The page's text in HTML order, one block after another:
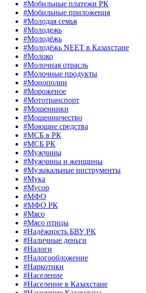
#Мобильные платежи РК
#Мобильные приложения
#Молодая семья
#Молодежь
#Молодёжь
#Молодёжь NEET в Казахстане
#Молоко
#Молочная отрасль
#Молочные продукты
#Монополии
#Мороженое
#Мототранспорт
#Мошенники
#Мошенничество
#Моющие средства
#МСБ в РК
#МСБ РК
#Мужчины
#Мужчины и женщины
#Музыкальные инструменты
#Мука
#Мусор
#МФО
#МФО РК
#Мясо
#Мясо птицы
#Надёжность БВУ РК
#Наличные деньги
#Налоги
#Налогообложение
#Наркотики
#Население
#Население в Казахстане